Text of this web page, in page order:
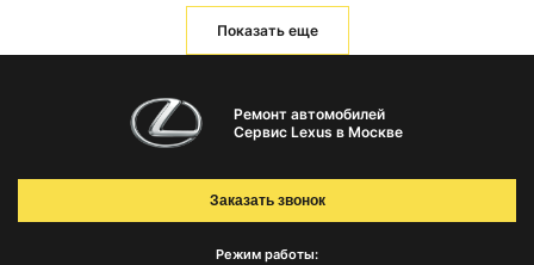
Показать еще
Ремонт автомобилей
Сервис Lexus в Москве
Режим работы:
Заказать звонок